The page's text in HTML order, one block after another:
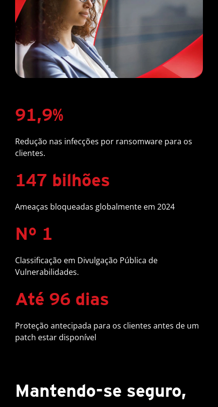
91,9%
Redução nas infecções por ransomware para os
clientes.
147 bilhões
Ameaças bloqueadas globalmente em 2024
Nº 1
Classificação em Divulgação Pública de
Vulnerabilidades.
Até 96 dias
Proteção antecipada para os clientes antes de um
patch estar disponível
Mantendo-se seguro,